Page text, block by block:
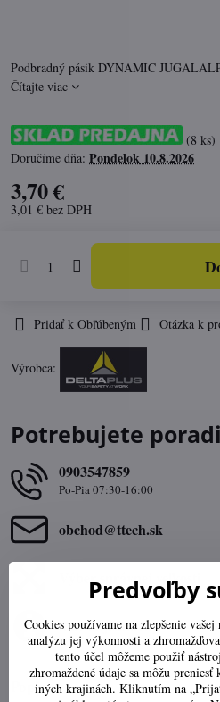
Podbradný pásik DYNAMIC
Čítajte viac
(8 ks)
Doručíme dňa: Pondelok 10.8.2026
3,70 €
3,01 € bez DPH
Pridať k Obľúbeným Otázka k
Výrobca:
Potrebujete
0903547859
Po-Pia 07:30-16:00
obchod​@ttech​.sk
Výber správnej veľkosti
Stav objednávky
Popis
Predvoľby
Cookies používame na zlepšenie
analýzu jej výkonnosti a
tento účel môžeme použiť
zhromaždené údaje sa môžu
iných krajinách. Kliknutím na